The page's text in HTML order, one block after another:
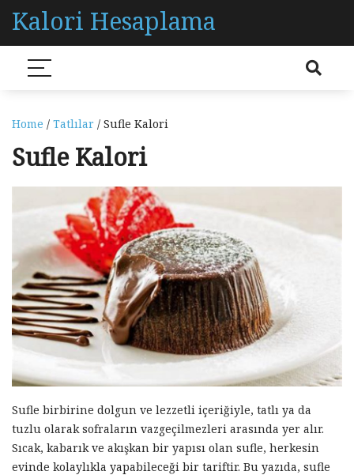
Kalori Hesaplama
Home / Tatlılar / Sufle Kalori
Sufle Kalori
Sufle birbirine dolgun ve lezzetli içeriğiyle, tatlı ya da
tuzlu olarak sofraların vazgeçilmezleri arasında yer alır.
Sıcak, kabarık ve akışkan bir yapısı olan sufle, herkesin
evinde kolaylıkla yapabileceği bir tariftir. Bu yazıda, sufle